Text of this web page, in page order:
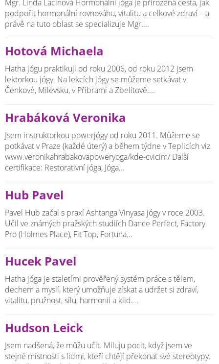
​Mgr. Linda Lacinová Hormonální jóga je přirozená cesta, jak
podpořit hormonální rovnováhu, vitalitu a celkové zdraví – a
právě na tuto oblast se specializuje Mgr....
Hotová Michaela
Hatha jógu praktikuji od roku 2006, od roku 2012 jsem
lektorkou jógy. Na lekcích jógy se můžeme setkávat v
Čenkově, Milevsku, v Příbrami a Zbelítově....
Hrabáková Veronika
Jsem instruktorkou powerjógy od roku 2011. Můžeme se
potkávat v Praze (každé úterý) a během týdne v Teplicích viz
www.veronikahrabakovapoweryoga/kde-cvicim/ Další
certifikace: Restorativní jóga, Jóga...
Hub Pavel
Pavel Hub začal s praxí Ashtanga Vinyasa jógy v roce 2003.
Učil ve známých pražských studiích Dance Perfect, Factory
Pro (Holmes Place), Fit Top, Fortuna...
Hucek Pavel
Hatha jóga je staletími prověřený systém práce s tělem,
dechem a myslí, který umožňuje získat a udržet si zdraví,
vitalitu, pružnost, sílu, harmonii a klid....
Hudson Leick
Jsem nadšená, že můžu učit. Miluju pocit, když jsem ve
stejné místnosti s lidmi, kteří chtějí překonat své stereotypy.